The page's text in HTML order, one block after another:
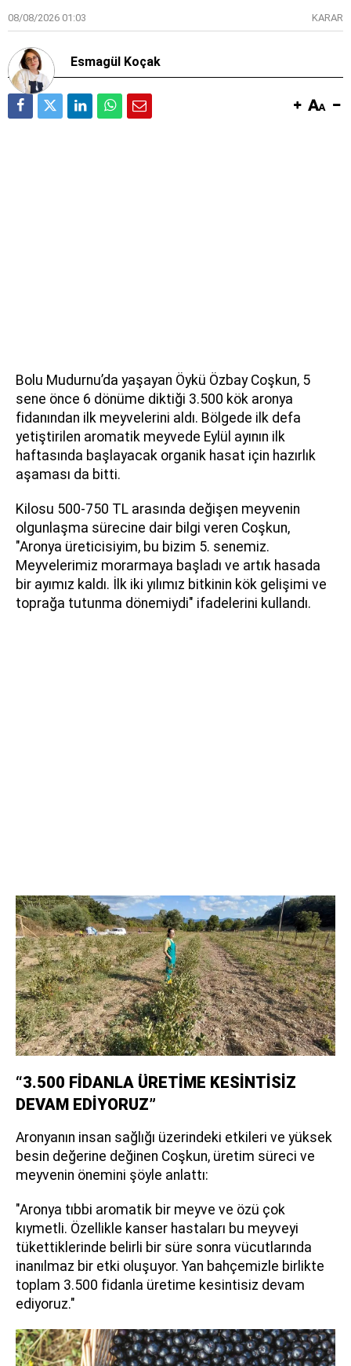
08/08/2026 01:03 KARAR
Esmagül Koçak
Bolu Mudurnu’da yaşayan Öykü Özbay Coşkun, 5
sene önce 6 dönüme diktiği 3.500 kök aronya
fidanından ilk meyvelerini aldı. Bölgede ilk defa
yetiştirilen aromatik meyvede Eylül ayının ilk
haftasında başlayacak organik hasat için hazırlık
aşaması da bitti.
Kilosu 500-750 TL arasında değişen meyvenin
olgunlaşma sürecine dair bilgi veren Coşkun,
"Aronya üreticisiyim, bu bizim 5. senemiz.
Meyvelerimiz morarmaya başladı ve artık hasada
bir ayımız kaldı. İlk iki yılımız bitkinin kök gelişimi ve
toprağa tutunma dönemiydi" ifadelerini kullandı.
“3.500 FİDANLA ÜRETİME KESİNTİSİZ
DEVAM EDİYORUZ”
Aronyanın insan sağlığı üzerindeki etkileri ve yüksek
besin değerine değinen Coşkun, üretim süreci ve
meyvenin önemini şöyle anlattı:
"Aronya tıbbi aromatik bir meyve ve özü çok
kıymetli. Özellikle kanser hastaları bu meyveyi
tükettiklerinde belirli bir süre sonra vücutlarında
inanılmaz bir etki oluşuyor. Yan bahçemizle birlikte
toplam 3.500 fidanla üretime kesintisiz devam
ediyoruz."